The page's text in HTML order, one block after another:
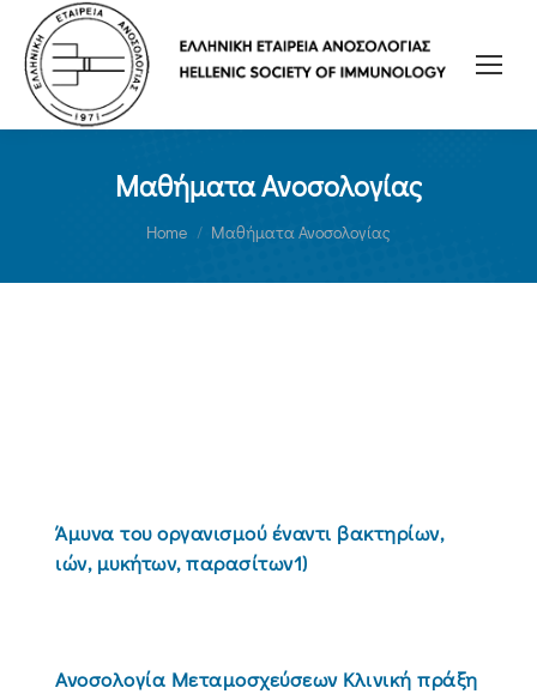
Μαθήματα Ανοσολογίας
You are here:
Home Μαθήματα Ανοσολογίας
Άμυνα του οργανισμού έναντι βακτηρίων,
ιών, μυκήτων, παρασίτων1)
Ανοσολογία Μεταμοσχεύσεων Κλινική πράξη